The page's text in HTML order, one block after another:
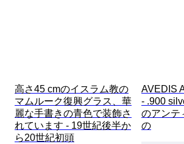
高さ45 cmのイスラム教の
マムルーク復興グラス、華
麗な手書きの青色で装飾さ
れています - 19世紀後半か
ら20世紀初頭
AVEDIS
- .900
のアンテ
の